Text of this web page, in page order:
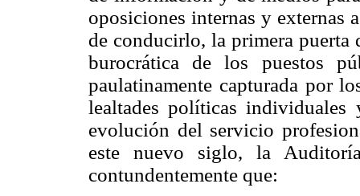
oposiciones internas y externas
de conducirlo, la primera puerta
burocrática de los puestos
paulatinamente capturada por
lealtades políticas
evolución del servicio
este nuevo siglo, la
contundentemente que: